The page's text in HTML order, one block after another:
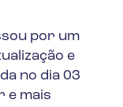
por um
e
no dia 03
e mais